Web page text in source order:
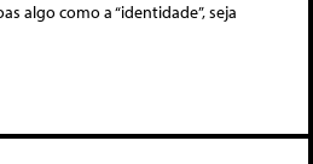
algo como a “identidade”, seja